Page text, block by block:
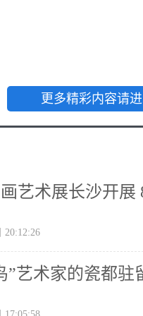
更多精彩内容请
艺术展长沙开展
20:12:26
”艺术家的瓷都